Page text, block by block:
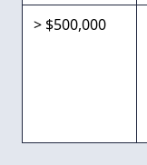
> $500,000